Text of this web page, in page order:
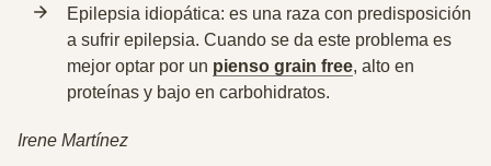
Epilepsia idiopática: es una raza con predisposición
a sufrir epilepsia. Cuando se da este problema es
mejor optar por un pienso grain free, alto en
proteínas y bajo en carbohidratos.
Irene Martínez